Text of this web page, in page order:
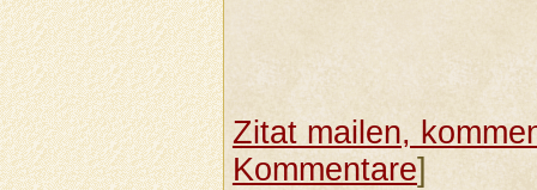
Zitat mailen,
Kommentare]